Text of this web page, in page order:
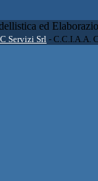
ed
Servizi Srl- C.C.I.A.A.